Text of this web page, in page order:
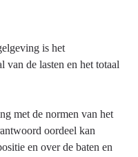
is het
van de lasten en het totaal
met de normen van het
oordeel kan
en over de baten en